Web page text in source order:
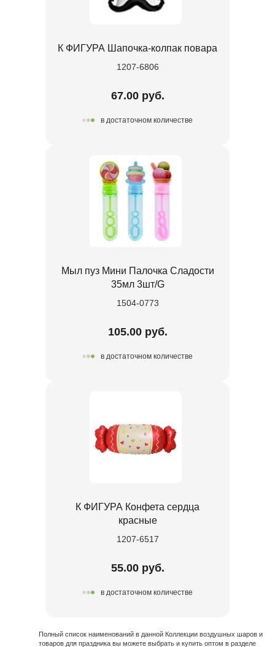
К ФИГУРА Шапочка-колпак повара
1207-6806
67.00 руб.
в достаточном количестве
Мыл пуз Мини Палочка Сладости
35мл 3шт/G
1504-0773
105.00 руб.
в достаточном количестве
К ФИГУРА Конфета сердца
красные
1207-6517
55.00 руб.
в достаточном количестве
Полный список наименований в данной Коллекции воздушных шаров и
товаров для праздника вы можете выбрать и купить оптом в разделе